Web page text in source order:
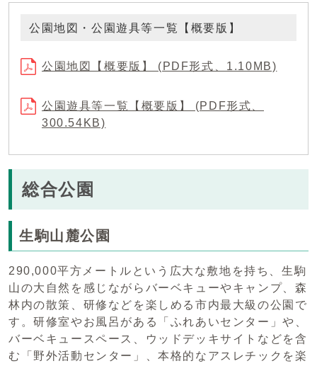
公園地図・公園遊具等一覧【概要版】
公園地図【概要版】 (PDF形式、1.10MB)
公園遊具等一覧【概要版】 (PDF形式、
300.54KB)
総合公園
生駒山麓公園
290,000平方メートルという広大な敷地を持ち、生駒
山の大自然を感じながらバーベキューやキャンプ、森
林内の散策、研修などを楽しめる市内最大級の公園で
す。研修室やお風呂がある「ふれあいセンター」や、
バーベキュースペース、ウッドデッキサイトなどを含
む「野外活動センター」、本格的なアスレチックを楽